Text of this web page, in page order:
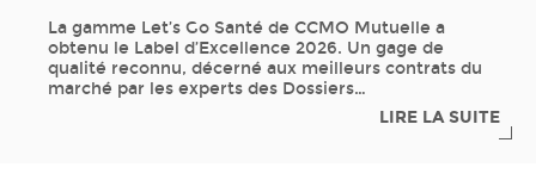
La gamme Let’s Go Santé de CCMO Mutuelle a
obtenu le Label d’Excellence 2026. Un gage de
qualité reconnu, décerné aux meilleurs contrats du
marché par les experts des Dossiers…
LIRE LA SUITE